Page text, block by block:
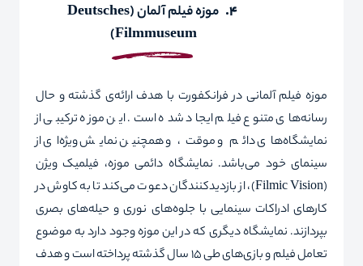
4. موزه فیلم آلمان(
Deutsches
Filmmuseum
)
موزه فیلم آلمانی در فرانکفورت با هدف ارائه‌ی گذشته و حال
رسانه‌های متنوع فیلم ایجاد شده است. این موزه ‌ترکیبی از
نمایشگاه‌های دائم و موقت، و همچنین نمایش ویژه‌ای از
سینمای خود می‌باشد. نمایشگاه دائمی موزه، فیلمیک ویژن
(
Filmic Vision)، از بازدیدکنندگان دعوت می‌کند تا به کاوش در
کارهای ادراکات سینمایی با جلوه‌های نوری و حیله‌های بصری
بپردازند. نمایشگاه دیگری که در این موزه وجود دارد به موضوع
تعامل فیلم و بازی‌های طی 15 سال گذشته پرداخته است و هدف